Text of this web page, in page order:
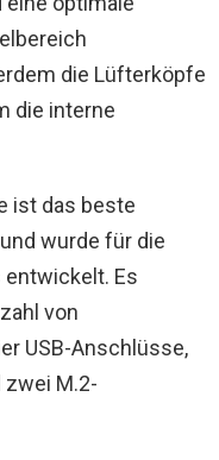
die Lüfterköpfe
die interne
ist das beste
wurde für die
Es
von
USB-Anschlüsse,
zwei M.2-